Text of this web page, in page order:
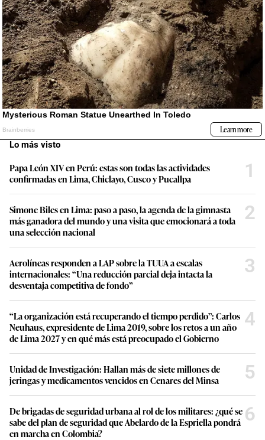
Lo más visto
Papa León XIV en Perú: estas son todas las actividades
confirmadas en Lima, Chiclayo, Cusco y Pucallpa
1
Simone Biles en Lima: paso a paso, la agenda de la gimnasta
más ganadora del mundo y una visita que emocionará a toda
una selección nacional
2
Aerolíneas responden a LAP sobre la TUUA a escalas
internacionales: “Una reducción parcial deja intacta la
desventaja competitiva de fondo”
3
“La organización está recuperando el tiempo perdido”: Carlos
Neuhaus, expresidente de Lima 2019, sobre los retos a un año
de Lima 2027 y en qué más está preocupado el Gobierno
4
Unidad de Investigación: Hallan más de siete millones de
jeringas y medicamentos vencidos en Cenares del Minsa
5
De brigadas de seguridad urbana al rol de los militares: ¿qué se
sabe del plan de seguridad que Abelardo de la Espriella pondrá
en marcha en Colombia?
6